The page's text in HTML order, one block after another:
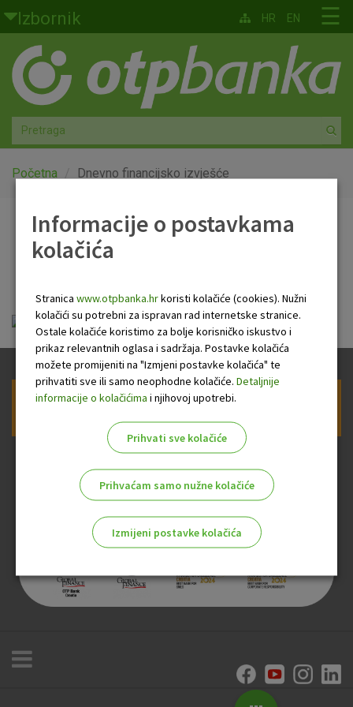
Skoči na glavni sadržaj
Izbornik
Građani
Privatno bankarstvo
Agro
Mala poduzeća i obrtnici
Globalna tržišta
O nama
☰
HR EN
Početna Dnevno financijsko izvješće
Dnevno financijsko
OTP Dnevno financijsko izvješće.pdf
Prijava na newsletter OTP banke
Informacije o postavkama
kolačića
Stranica www.otpbanka.hrkoristi kolačiće (cookies). Nužni
kolačići su potrebni za ispravan rad internetske stranice.
Ostale kolačiće koristimo za bolje korisničko iskustvo i
prikaz relevantnih oglasa i sadržaja. Postavke kolačića
možete promijeniti na "Izmjeni postavke kolačića" te
prihvatiti sve ili samo neophodne kolačiće. Detaljnije
informacije o kolačićima i njihovoj upotrebi.
Prihvati sve kolačiće
Prihvaćam samo nužne kolačiće
Izmijeni postavke kolačića
Nužni kolačići